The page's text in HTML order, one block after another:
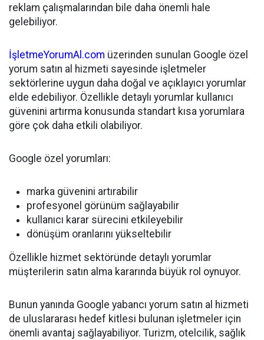
reklam çalışmalarından bile daha önemli hale
gelebiliyor.
İşletmeYorumAl.com üzerinden sunulan Google özel
yorum satın al hizmeti sayesinde işletmeler
sektörlerine uygun daha doğal ve açıklayıcı yorumlar
elde edebiliyor. Özellikle detaylı yorumlar kullanıcı
güvenini artırma konusunda standart kısa yorumlara
göre çok daha etkili olabiliyor.
Google özel yorumları:
marka güvenini artırabilir
profesyonel görünüm sağlayabilir
kullanıcı karar sürecini etkileyebilir
dönüşüm oranlarını yükseltebilir
Özellikle hizmet sektöründe detaylı yorumlar
müşterilerin satın alma kararında büyük rol oynuyor.
Bunun yanında Google yabancı yorum satın al hizmeti
de uluslararası hedef kitlesi bulunan işletmeler için
önemli avantaj sağlayabiliyor. Turizm, otelcilik, sağlık